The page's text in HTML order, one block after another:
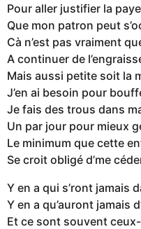
Pour aller justifier la paye
Que mon patron peut
Cà n’est pas vraiment
A continuer de
Mais aussi petite soit la
J’en ai besoin pour
Je fais des trous dans
Un par jour pour mieux
Le minimum que cette
Se croit obligé d’me
Y en a qui s’ront jamais
Y en a qu’auront jamais
Et ce sont souvent